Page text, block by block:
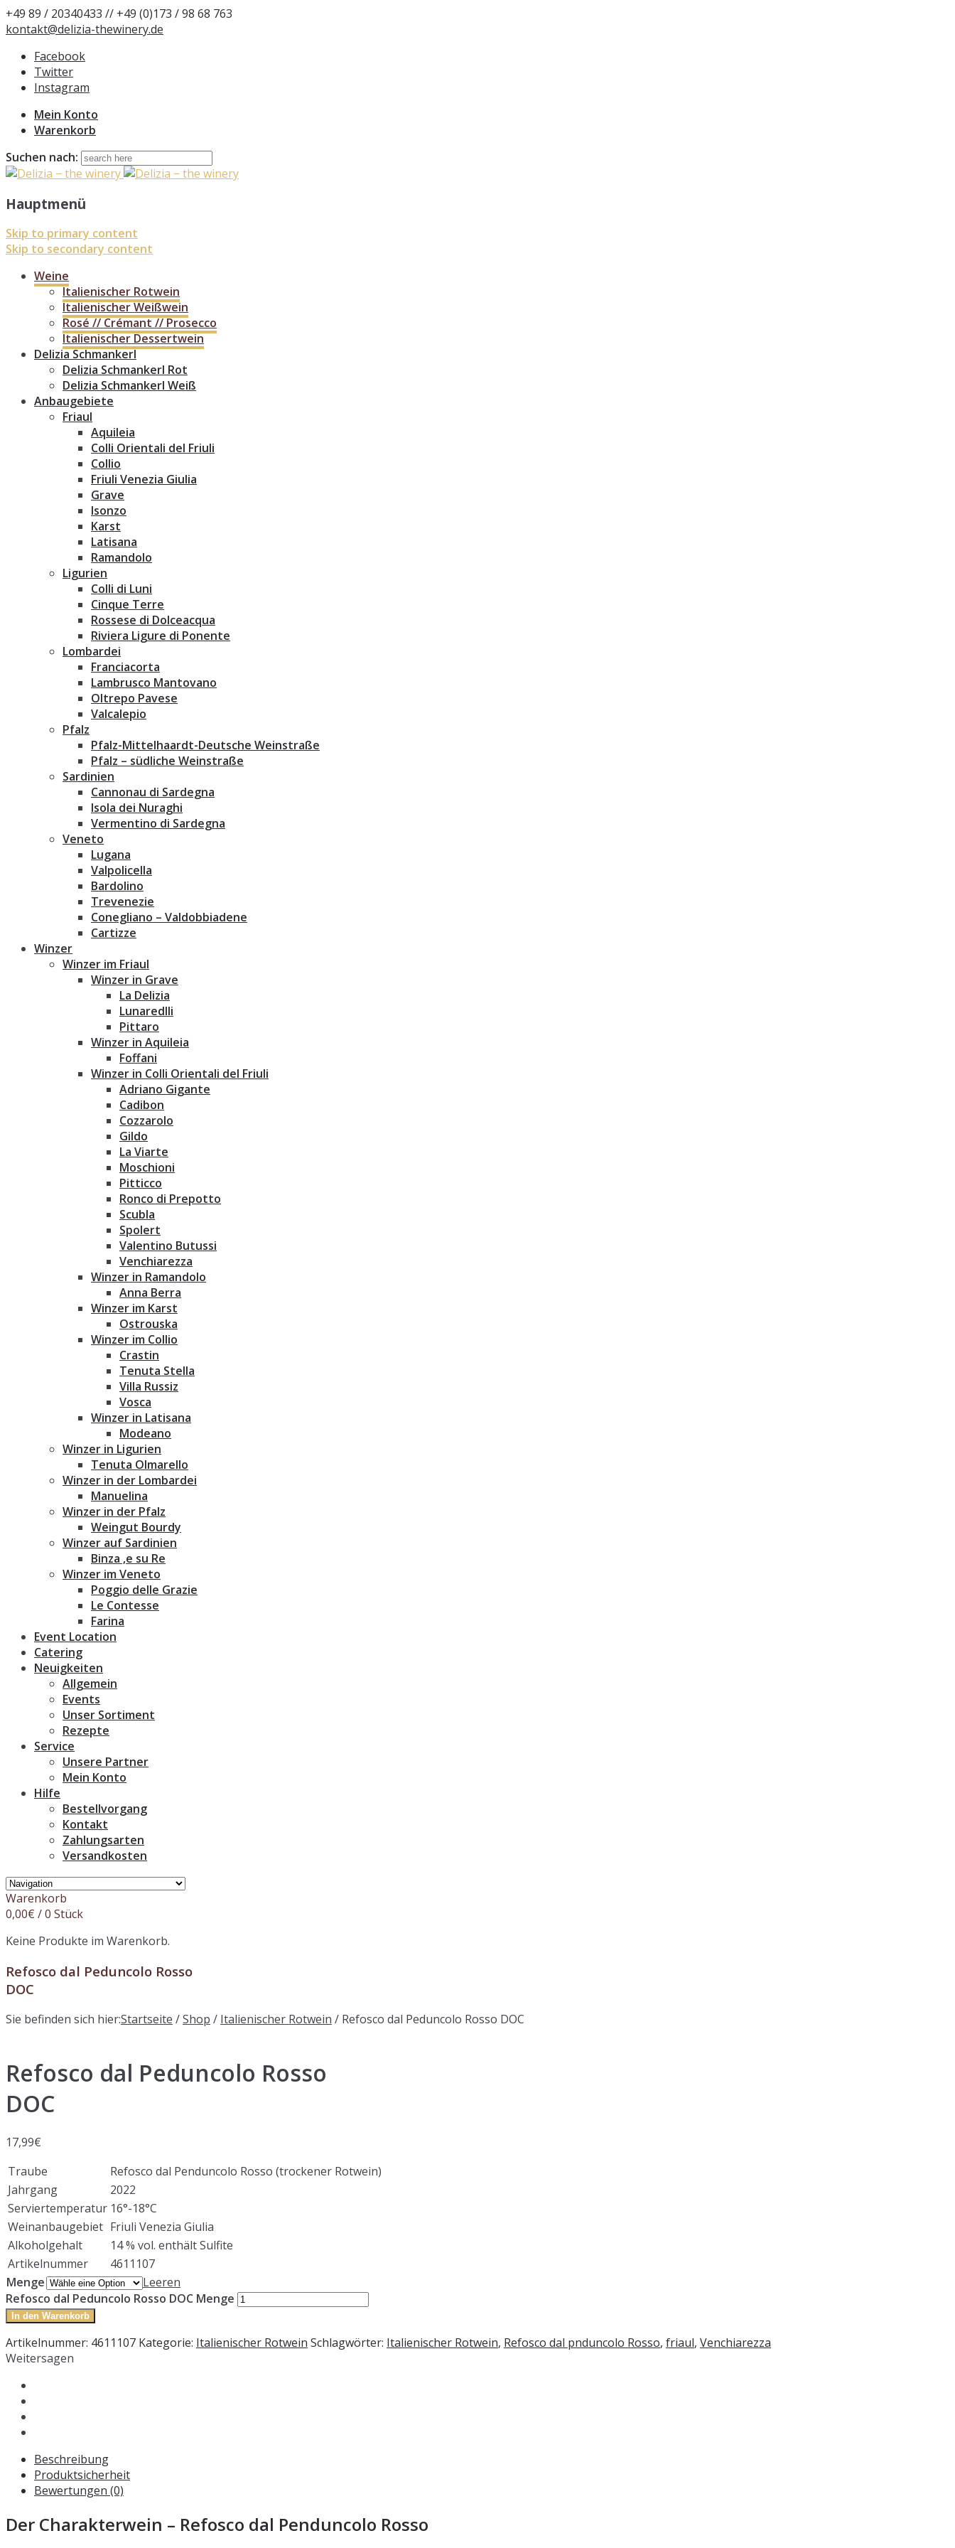
+49 89 / 20340433 // +49 (0)173 / 98 68 763
kontakt@delizia-thewinery.de
Facebook
Twitter
Instagram
Mein Konto
Warenkorb
Suchen nach:
Hauptmenü
Skip to primary content
Skip to secondary content
Weine
Italienischer Rotwein
Italienischer Weißwein
Rosé // Crémant // Prosecco
Italienischer Dessertwein
Delizia Schmankerl
Delizia Schmankerl Rot
Delizia Schmankerl Weiß
Anbaugebiete
Friaul
Aquileia
Colli Orientali del Friuli
Collio
Friuli Venezia Giulia
Grave
Isonzo
Karst
Latisana
Ramandolo
Ligurien
Colli di Luni
Cinque Terre
Rossese di Dolceacqua
Riviera Ligure di Ponente
Lombardei
Franciacorta
Lambrusco Mantovano
Oltrepo Pavese
Valcalepio
Pfalz
Pfalz-Mittelhaardt-Deutsche Weinstraße
Pfalz – südliche Weinstraße
Sardinien
Cannonau di Sardegna
Isola dei Nuraghi
Vermentino di Sardegna
Veneto
Lugana
Valpolicella
Bardolino
Trevenezie
Conegliano – Valdobbiadene
Cartizze
Winzer
Winzer im Friaul
Winzer in Grave
La Delizia
Lunaredlli
Pittaro
Winzer in Aquileia
Foffani
Winzer in Colli Orientali del Friuli
Adriano Gigante
Cadibon
Cozzarolo
Gildo
La Viarte
Moschioni
Pitticco
Ronco di Prepotto
Scubla
Spolert
Valentino Butussi
Venchiarezza
Winzer in Ramandolo
Anna Berra
Winzer im Karst
Ostrouska
Winzer im Collio
Crastin
Tenuta Stella
Villa Russiz
Vosca
Winzer in Latisana
Modeano
Winzer in Ligurien
Tenuta Olmarello
Winzer in der Lombardei
Manuelina
Winzer in der Pfalz
Weingut Bourdy
Winzer auf Sardinien
Binza ‚e su Re
Winzer im Veneto
Poggio delle Grazie
Le Contesse
Farina
Event Location
Catering
Neuigkeiten
Allgemein
Events
Unser Sortiment
Rezepte
Service
Unsere Partner
Mein Konto
Hilfe
Bestellvorgang
Kontakt
Zahlungsarten
Versandkosten
Warenkorb
0,00€ / 0 Stück
Keine Produkte im Warenkorb.
Refosco dal Peduncolo Rosso
DOC
Sie befinden sich hier:Startseite /Shop / Italienischer Rotwein / Refosco dal Peduncolo Rosso DOC
Refosco dal Peduncolo Rosso
DOC
17,99€
Traube
Refosco dal Penduncolo Rosso (trockener Rotwein)
Jahrgang
2022
Serviertemperatur 16°-18°C
Weinanbaugebiet Friuli Venezia Giulia
Alkoholgehalt
14 % vol. enthält Sulfite
Artikelnummer
4611107
Menge
Leeren
Refosco dal Peduncolo Rosso DOC Menge
In den Warenkorb
Artikelnummer: 4611107 Kategorie: Italienischer Rotwein Schlagwörter: Italienischer Rotwein, Refosco dal pnduncolo Rosso, friaul, Venchiarezza
Weitersagen
Beschreibung
Produktsicherheit
Bewertungen (0)
Der Charakterwein – Refosco dal Penduncolo Rosso